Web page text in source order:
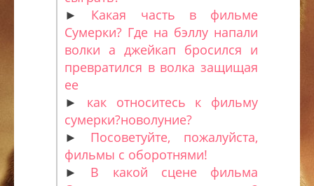
► Какая часть в фильме
Сумерки? Где на бэллу напали
волки а джейкап бросился и
превратился в волка защищая
ее
► как относитесь к фильму
сумерки?новолуние?
► Посоветуйте, пожалуйста,
фильмы с оборотнями!
► В какой сцене фильма